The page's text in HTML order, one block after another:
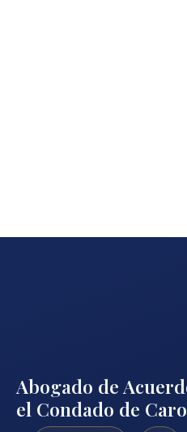
Abogado de
el Condado de